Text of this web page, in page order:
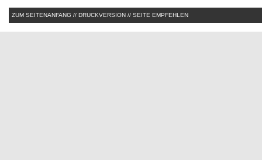
ZUM SEITENANFANG // DRUCKVERSION // SEITE EMPFEHLEN